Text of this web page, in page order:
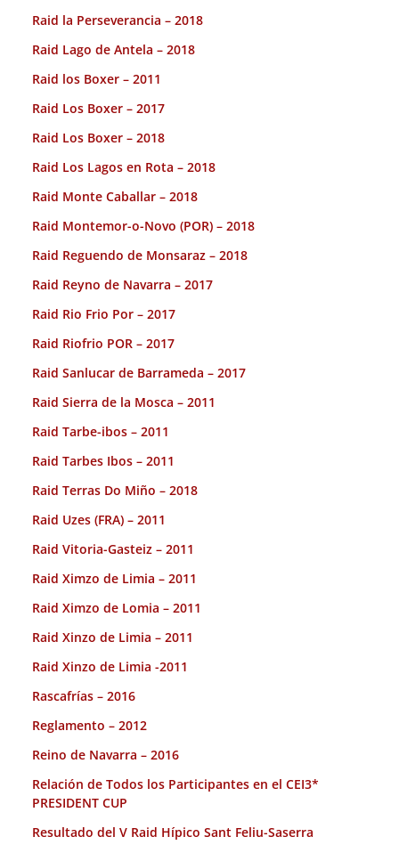
Raid la Perseverancia – 2018
Raid Lago de Antela – 2018
Raid los Boxer – 2011
Raid Los Boxer – 2017
Raid Los Boxer – 2018
Raid Los Lagos en Rota – 2018
Raid Monte Caballar – 2018
Raid Montemor-o-Novo (POR) – 2018
Raid Reguendo de Monsaraz – 2018
Raid Reyno de Navarra – 2017
Raid Rio Frio Por – 2017
Raid Riofrio POR – 2017
Raid Sanlucar de Barrameda – 2017
Raid Sierra de la Mosca – 2011
Raid Tarbe-ibos – 2011
Raid Tarbes Ibos – 2011
Raid Terras Do Miño – 2018
Raid Uzes (FRA) – 2011
Raid Vitoria-Gasteiz – 2011
Raid Ximzo de Limia – 2011
Raid Ximzo de Lomia – 2011
Raid Xinzo de Limia – 2011
Raid Xinzo de Limia -2011
Rascafrías – 2016
Reglamento – 2012
Reino de Navarra – 2016
Relación de Todos los Participantes en el CEI3*
PRESIDENT CUP
Resultado del V Raid Hípico Sant Feliu-Saserra